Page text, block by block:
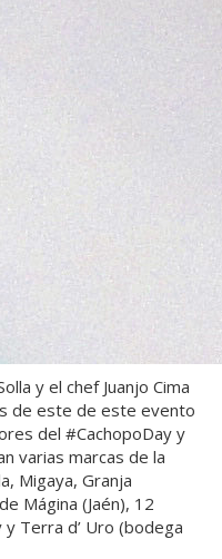
y el chef Juanjo Cima
de este de este evento
del #CachopoDay y
varias marcas de la
Migaya, Granja
Mágina (Jaén), 12
Terra d’ Uro (bodega